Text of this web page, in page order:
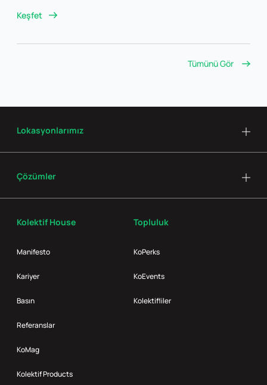
Keşfet
Tümünü Gör
Kolektif House
Manifesto
Kariyer
Basın
Referanslar
KoMag
Kolektif Products
Topluluk
KoPerks
KoEvents
Kolektifliler
Lokasyonlarımız
Çözümler